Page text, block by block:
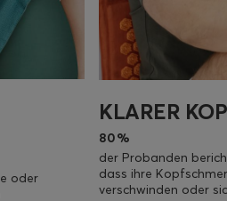
oder
KLARER
80%
der Probanden
dass ihre
verschwinden oder